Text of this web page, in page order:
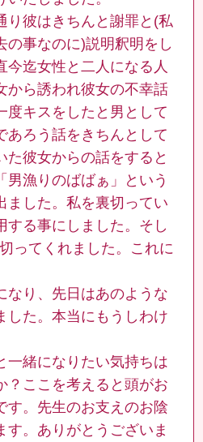
り彼はきちんと謝罪と(私
の事なのに)説明釈明をし
今迄女性と二人になる人
から誘われ彼女の不幸話
度キスをしたと男として
あろう話をきちんとして
た彼女からの話をすると
男漁りのばばぁ」という
ました。私を裏切ってい
する事にしました。そし
ってくれました。これに
なり、先日はあのような
した。本当にもうしわけ
一緒になりたい気持ちは
？ここを考えると頭がお
す。先生のお支えのお陰
す。ありがとうございま